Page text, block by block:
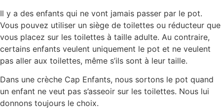
Il y a des enfants qui ne vont jamais passer par le pot.
Vous pouvez utiliser un siège de toilettes ou réducteur que
vous placez sur les toilettes à taille adulte. Au contraire,
certains enfants veulent uniquement le pot et ne veulent
pas aller aux toilettes, même s’ils sont à leur taille.
Dans une crèche Cap Enfants, nous sortons le pot quand
un enfant ne veut pas s’asseoir sur les toilettes. Nous lui
donnons toujours le choix.